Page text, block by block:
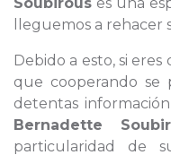
lleguemos a rehacer
Debido a esto, si
que cooperando se
detentas
Bernadette
particularidad de